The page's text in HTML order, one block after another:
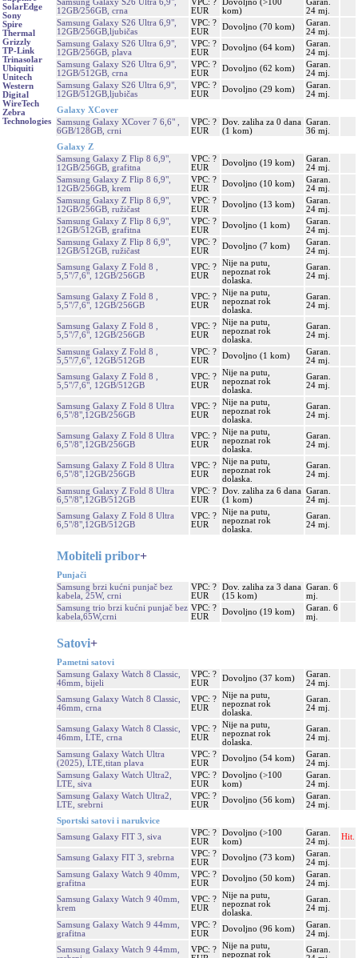
SolarEdge
Sony
Spire
Thermal
Grizzly
TP-Link
Trinasolar
Ubiquiti
Unitech
Western
Digital
WireTech
Zebra
Technologies
12GB/256GB, crna
EUR
kom)
24 mj.
Samsung Galaxy S26 Ultra 6,9",
12GB/256GB,ljubičas
VPC: ?
EUR
Dovoljno (70 kom)
Garan.
24 mj.
Samsung Galaxy S26 Ultra 6,9",
12GB/256GB, plava
VPC: ?
EUR
Dovoljno (64 kom)
Garan.
24 mj.
Samsung Galaxy S26 Ultra 6,9",
12GB/512GB, crna
VPC: ?
EUR
Dovoljno (62 kom)
Garan.
24 mj.
Samsung Galaxy S26 Ultra 6,9",
12GB/512GB,ljubičas
VPC: ?
EUR
Dovoljno (29 kom)
Garan.
24 mj.
Galaxy XCover
Samsung Galaxy XCover 7 6,6" ,
6GB/128GB, crni
VPC: ?
EUR
Dov. zaliha za 0 dana
(1 kom)
Garan.
36 mj.
Galaxy Z
Samsung Galaxy Z Flip 8 6,9",
12GB/256GB, grafitna
VPC: ?
EUR
Dovoljno (19 kom)
Garan.
24 mj.
Samsung Galaxy Z Flip 8 6,9",
12GB/256GB, krem
VPC: ?
EUR
Dovoljno (10 kom)
Garan.
24 mj.
Samsung Galaxy Z Flip 8 6,9",
12GB/256GB, ružičast
VPC: ?
EUR
Dovoljno (13 kom)
Garan.
24 mj.
Samsung Galaxy Z Flip 8 6,9",
12GB/512GB, grafitna
VPC: ?
EUR
Dovoljno (1 kom)
Garan.
24 mj.
Samsung Galaxy Z Flip 8 6,9",
12GB/512GB, ružičast
VPC: ?
EUR
Dovoljno (7 kom)
Garan.
24 mj.
Samsung Galaxy Z Fold 8 ,
5,5"/7,6", 12GB/256GB
VPC: ?
EUR
Nije na putu,
nepoznat rok
dolaska.
Garan.
24 mj.
Samsung Galaxy Z Fold 8 ,
5,5"/7,6", 12GB/256GB
VPC: ?
EUR
Nije na putu,
nepoznat rok
dolaska.
Garan.
24 mj.
Samsung Galaxy Z Fold 8 ,
5,5"/7,6", 12GB/256GB
VPC: ?
EUR
Nije na putu,
nepoznat rok
dolaska.
Garan.
24 mj.
Samsung Galaxy Z Fold 8 ,
5,5"/7,6", 12GB/512GB
VPC: ?
EUR
Dovoljno (1 kom)
Garan.
24 mj.
Samsung Galaxy Z Fold 8 ,
5,5"/7,6", 12GB/512GB
VPC: ?
EUR
Nije na putu,
nepoznat rok
dolaska.
Garan.
24 mj.
Samsung Galaxy Z Fold 8 Ultra
6,5"/8",12GB/256GB
VPC: ?
EUR
Nije na putu,
nepoznat rok
dolaska.
Garan.
24 mj.
Samsung Galaxy Z Fold 8 Ultra
6,5"/8",12GB/256GB
VPC: ?
EUR
Nije na putu,
nepoznat rok
dolaska.
Garan.
24 mj.
Samsung Galaxy Z Fold 8 Ultra
6,5"/8",12GB/256GB
VPC: ?
EUR
Nije na putu,
nepoznat rok
dolaska.
Garan.
24 mj.
Samsung Galaxy Z Fold 8 Ultra
6,5"/8",12GB/512GB
VPC: ?
EUR
Dov. zaliha za 6 dana
(1 kom)
Garan.
24 mj.
Samsung Galaxy Z Fold 8 Ultra
6,5"/8",12GB/512GB
VPC: ?
EUR
Nije na putu,
nepoznat rok
dolaska.
Garan.
24 mj.
Mobiteli pribor+
Punjači
Samsung brzi kućni punjač bez
kabela, 25W, crni
VPC: ?
EUR
Dov. zaliha za 3 dana
(15 kom)
Garan. 6
mj.
Samsung trio brzi kućni punjač bez
kabela,65W,crni
VPC: ?
EUR
Dovoljno (19 kom)
Garan. 6
mj.
Satovi+
Pametni satovi
Samsung Galaxy Watch 8 Classic,
46mm, bijeli
VPC: ?
EUR
Dovoljno (37 kom)
Garan.
24 mj.
Samsung Galaxy Watch 8 Classic,
46mm, crna
VPC: ?
EUR
Nije na putu,
nepoznat rok
dolaska.
Garan.
24 mj.
Samsung Galaxy Watch 8 Classic,
46mm, LTE, crna
VPC: ?
EUR
Nije na putu,
nepoznat rok
dolaska.
Garan.
24 mj.
Samsung Galaxy Watch Ultra
(2025), LTE,titan plava
VPC: ?
EUR
Dovoljno (54 kom)
Garan.
24 mj.
Samsung Galaxy Watch Ultra2,
LTE, siva
VPC: ?
EUR
Dovoljno (>100
kom)
Garan.
24 mj.
Samsung Galaxy Watch Ultra2,
LTE, srebrni
VPC: ?
EUR
Dovoljno (56 kom)
Garan.
24 mj.
Sportski satovi i narukvice
Samsung Galaxy FIT 3, siva
VPC: ?
EUR
Dovoljno (>100
kom)
Garan.
24 mj.
Hit.
Samsung Galaxy FIT 3, srebrna
VPC: ?
EUR
Dovoljno (73 kom)
Garan.
24 mj.
Samsung Galaxy Watch 9 40mm,
grafitna
VPC: ?
EUR
Dovoljno (50 kom)
Garan.
24 mj.
Samsung Galaxy Watch 9 40mm,
krem
VPC: ?
EUR
Nije na putu,
nepoznat rok
dolaska.
Garan.
24 mj.
Samsung Galaxy Watch 9 44mm,
grafitna
VPC: ?
EUR
Dovoljno (96 kom)
Garan.
24 mj.
Samsung Galaxy Watch 9 44mm,
VPC: ?
Nije na putu,
nepoznat rok
Garan.